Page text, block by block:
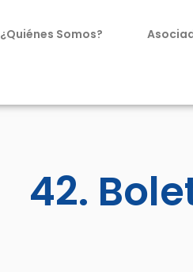
¿Quiénes Somos?
42.